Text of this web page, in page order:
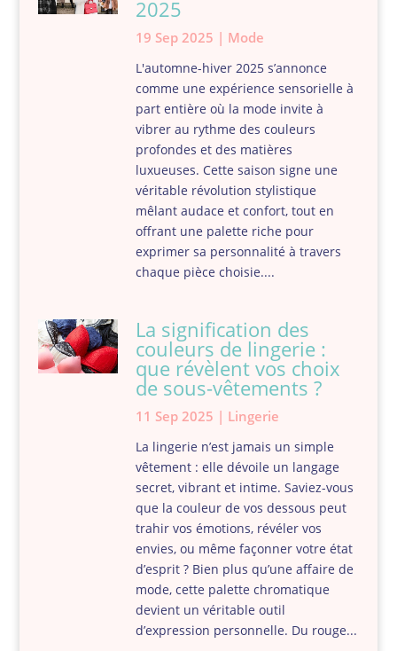
2025
19 Sep 2025 | Mode
L'automne-hiver 2025 s’annonce
comme une expérience sensorielle à
part entière où la mode invite à
vibrer au rythme des couleurs
profondes et des matières
luxueuses. Cette saison signe une
véritable révolution stylistique
mêlant audace et confort, tout en
offrant une palette riche pour
exprimer sa personnalité à travers
chaque pièce choisie....
La signification des
couleurs de lingerie :
que révèlent vos choix
de sous-vêtements ?
11 Sep 2025 | Lingerie
La lingerie n’est jamais un simple
vêtement : elle dévoile un langage
secret, vibrant et intime. Saviez-vous
que la couleur de vos dessous peut
trahir vos émotions, révéler vos
envies, ou même façonner votre état
d’esprit ? Bien plus qu’une affaire de
mode, cette palette chromatique
devient un véritable outil
d’expression personnelle. Du rouge...